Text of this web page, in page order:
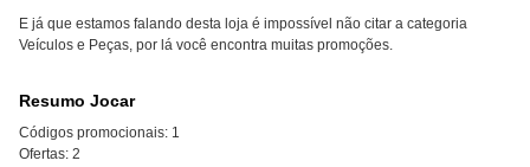
E já que estamos falando desta loja é impossível não citar a categoria
Veículos e Peças, por lá você encontra muitas promoções.
Resumo Jocar
Códigos promocionais: 1
Ofertas: 2